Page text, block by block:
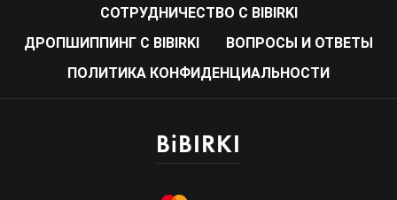
CОТРУДНИЧЕСТВО С BIBIRKI
ДРОПШИППИНГ С BIBIRKI
ВОПРОСЫ И ОТВЕТЫ
ПОЛИТИКА КОНФИДЕНЦИАЛЬНОСТИ
BiBIRKI